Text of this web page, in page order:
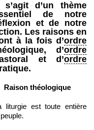
s’agit d’un thème
de notre
et de notre
Les raisons en
à la fois d’ordre
d’ordre
et d’ordre
Raison théologique
liturgie est toute entière